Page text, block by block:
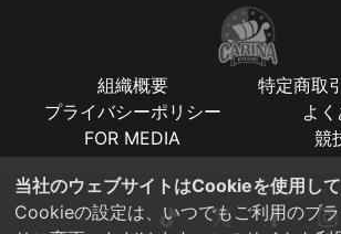
組織概要
特定商取
プライバシーポリシー
よ
FOR MEDIA
競
当社のウェブサイトはCookieを使用して
Cookieの設定は、いつでもご利用のブ